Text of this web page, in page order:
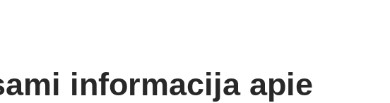
informacija apie